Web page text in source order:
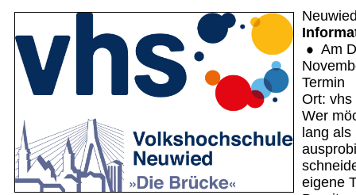
Am
Termin
Ort: vhs
Wer
lang
eigene